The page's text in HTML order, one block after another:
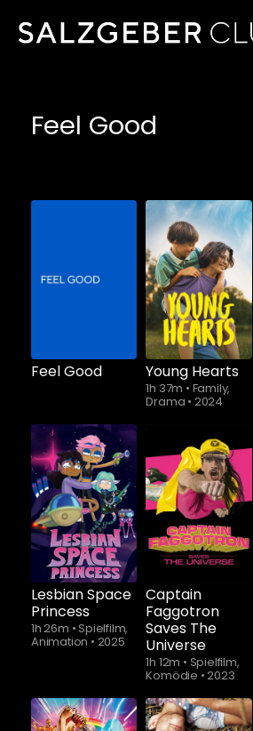
Zugänglichkeitslinks
Feel Good
Feel Good
Schauen Sie
ab$5.90
Young Hearts
1h 37m • Family,
Drama • 2024
Schauen Sie
ab$5.90
Lesbian Space
Princess
1h 26m • Spielfilm,
Animation • 2025
Schauen Sie
ab$5.90
Captain
Faggotron
Saves The
Universe
1h 12m • Spielfilm,
Komödie •2023